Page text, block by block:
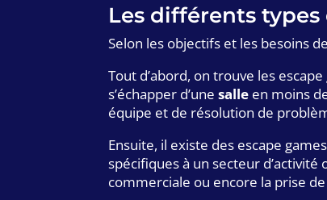
Les différents
Selon les objectifs et les besoins
Tout d’abord, on trouve les
s’échapper d’unesalle en moins
équipe et de résolution de
Ensuite, il existe des escape
spécifiques à un secteur
commerciale ou encore la prise